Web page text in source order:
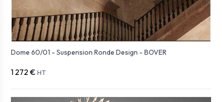
Dome 60/01 - Suspension Ronde Design - BOVER
1 272 € HT